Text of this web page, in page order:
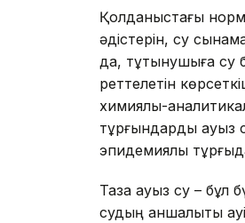
Қолданыстағы
әдістерін, су
да, тұтынушыға су
реттелетін
химиялық-
тұрғындарды ауыз
эпидемиялық
Таза ауыз су – бұл
судың қаншалықты